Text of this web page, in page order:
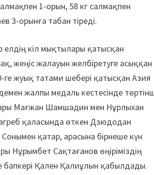
1-орын, 58 кг салмақпен
3-орынға табан тіреді.
елдің кіл мықтылары қатысқан
жеңіс жалауын желбіретуге асыққан
жуық татами шебері қатысқан Азия
жалпы медаль кестесінде
Мағжан Шамшадин мен Нұрлыхан
қаласында өткен Дзюдодан
қатар, арасына бірнеше күн
Нұрымбет Сақтағанов өңіріміздің
бапкері Қален Қалиұлын қабылдады.